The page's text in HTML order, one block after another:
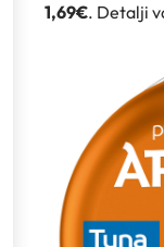
1,69€. Detalji